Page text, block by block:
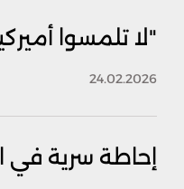
"لا تلمسوا
24.02.2026
إحاطة سرية في